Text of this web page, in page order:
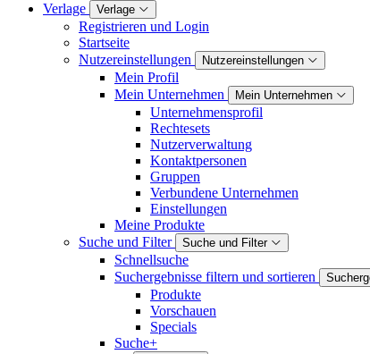
Verlage
Verlage
Registrieren und Login
Startseite
Nutzereinstellungen
Nutzereinstellungen
Mein Profil
Mein Unternehmen
Mein Unternehmen
Unternehmensprofil
Rechtesets
Nutzerverwaltung
Kontaktpersonen
Gruppen
Verbundene Unternehmen
Einstellungen
Meine Produkte
Suche und Filter
Suche und Filter
Schnellsuche
Suchergebnisse filtern und sortieren
Produkte
Vorschauen
Specials
Suche+